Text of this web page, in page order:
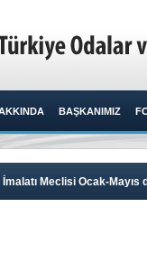
BAŞKANIMIZ
Meclisi Ocak-